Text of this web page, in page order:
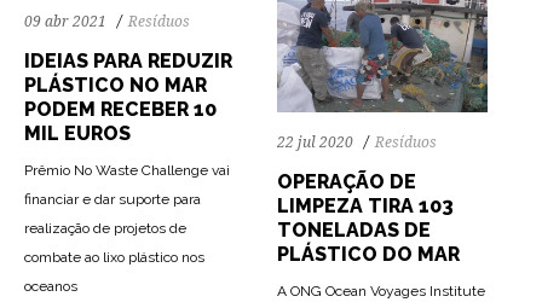
09 abr 2021 Resíduos
IDEIAS PARA REDUZIR
PLÁSTICO NO MAR
PODEM RECEBER 10
MIL EUROS
Prêmio No Waste Challenge vai
financiar e dar suporte para
realização de projetos de
combate ao lixo plástico nos
oceanos
22 jul 2020 Resíduos
OPERAÇÃO DE
LIMPEZA TIRA 103
TONELADAS DE
PLÁSTICO DO MAR
A ONG Ocean Voyages Institute